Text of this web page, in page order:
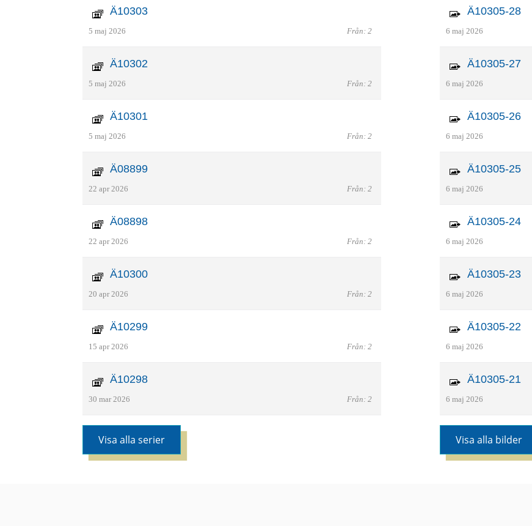
Ä10303
5 maj 2026 Från: 2
Ä10302
5 maj 2026 Från: 2
Ä10301
5 maj 2026 Från: 2
Ä08899
22 apr 2026 Från: 2
Ä08898
22 apr 2026 Från: 2
Ä10300
20 apr 2026 Från: 2
Ä10299
15 apr 2026 Från: 2
Ä10298
30 mar 2026 Från: 2
Visa alla serier
Ä10305-28
6 maj 2026
Ä10305-27
6 maj 2026
Ä10305-26
6 maj 2026
Ä10305-25
6 maj 2026
Ä10305-24
6 maj 2026
Ä10305-23
6 maj 2026
Ä10305-22
6 maj 2026
Ä10305-21
6 maj 2026
Visa alla bilder